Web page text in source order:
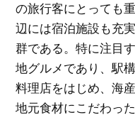
の旅行客にとっても
辺には宿泊施設も充
群である。特に注目
地グルメであり、駅
料理店をはじめ、海
地元食材にこだわっ